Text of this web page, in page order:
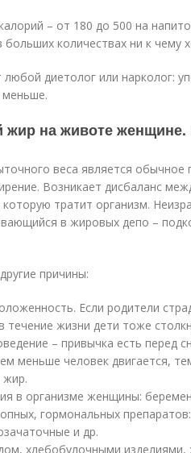
– от 180 до 500 на
больших количествах ни к чему
диетолог или нарколог:
жир на животе
веса является обычное
Возникает дисбаланс
тратит организм.
в жировых депо –
причины:
Если родители
течение жизни дети тоже
– привычка есть перед
меньше человек двигается,
жир.
в организме женщины:
гормональных
и др.
хлебобулочными